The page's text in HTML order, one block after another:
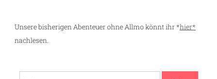
Unsere bisherigen Abenteuer ohne Allmo könnt ihr *hier*
nachlesen.